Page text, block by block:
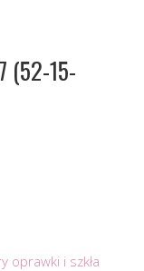
(52-15-
oprawki i szkła